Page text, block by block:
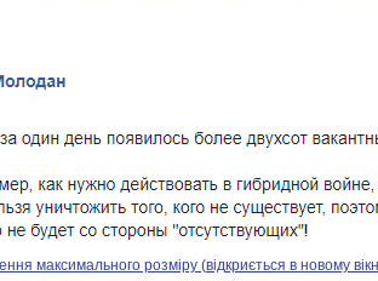
максимального розміру (відкриється в новому